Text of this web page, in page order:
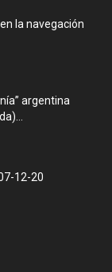
la navegación
argentina
12-20